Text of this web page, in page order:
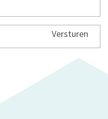
Versturen